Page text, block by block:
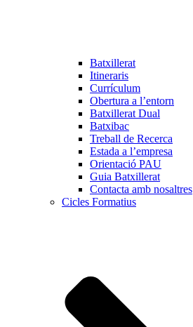
Batxillerat
Itineraris
Currículum
Obertura a l’entorn
Batxillerat Dual
Batxibac
Treball de Recerca
Estada a l’empresa
Orientació PAU
Guia Batxillerat
Contacta amb nosaltres
Cicles Formatius